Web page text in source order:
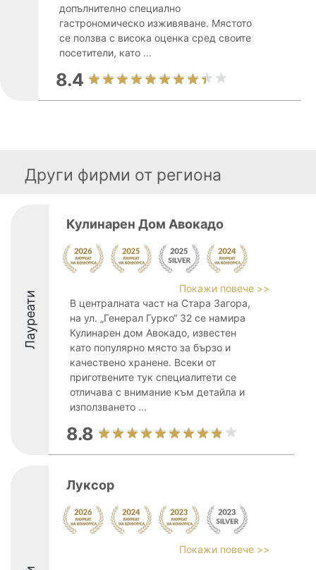
допълнително специално
гастрономическо изживяване. Мястото
се ползва с висока оценка сред своите
посетители, като ...
8.4
Други фирми от региона
Лауреати
Кулинарен Дом Авокадо
Покажи повече >>
В централната част на Стара Загора,
на ул. „Генерал Гурко“ 32 се намира
Кулинарен дом Авокадо, известен
като популярно място за бързо и
качествено хранене. Всеки от
приготвените тук специалитети се
отличава с внимание към детайла и
използването ...
8.8
Луксор
Покажи повече >>